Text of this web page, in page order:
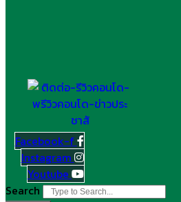
Facebook-f
Instagram
Youtube
Search